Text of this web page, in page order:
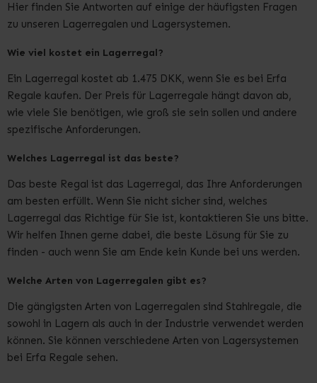
Hier finden Sie Antworten auf einige der häufigsten Fragen
zu unseren Lagerregalen und Lagersystemen.
Wie viel kostet ein Lagerregal?
Ein Lagerregal kostet ab 1.475 DKK, wenn Sie es bei Erfa
Regale kaufen. Der Preis für Lagerregale hängt davon ab,
wie viele Sie benötigen, wie groß sie sein sollen und andere
spezifische Anforderungen.
Welches Lagerregal ist das beste?
Das beste Regal ist das Lagerregal, das Ihre Anforderungen
am besten erfüllt. Wenn Sie nicht sicher sind, welches
Lagerregal das Richtige für Sie ist, kontaktieren Sie uns bitte.
Wir helfen Ihnen gerne dabei, die beste Lösung für Sie zu
finden - auch wenn Sie am Ende kein Kunde bei uns werden.
Welche Arten von Lagerregalen gibt es?
Die gängigsten Arten von Lagerregalen sind Stahlregale, die
sowohl in Lagern als auch in der Industrie verwendet werden
können. Sie können verschiedene Arten von Lagersystemen
bei Erfa Regale sehen.